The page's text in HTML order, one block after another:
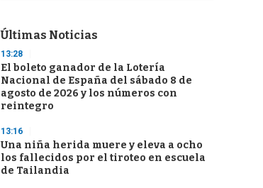
Últimas Noticias
13:28
El boleto ganador de la Lotería
Nacional de España del sábado 8 de
agosto de 2026 y los números con
reintegro
13:16
Una niña herida muere y eleva a ocho
los fallecidos por el tiroteo en escuela
de Tailandia